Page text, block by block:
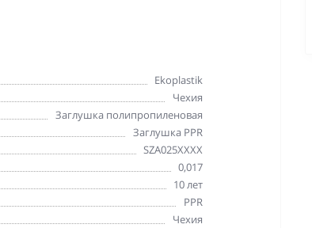
Ekoplastik
Чехия
Заглушка полипропиленовая
Заглушка PPR
SZA025XXXX
0,017
10 лет
PPR
Чехия